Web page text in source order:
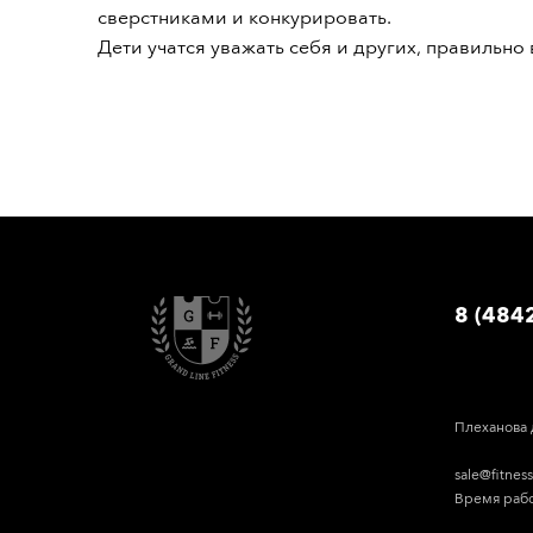
сверстниками и конкурировать.
Дети учатся уважать себя и других,
8
Плеханова
Время